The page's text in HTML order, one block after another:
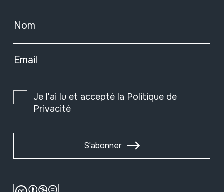
Nom
Email
Je l'ai lu et accepté la Politique de
Privacité
S'abonner